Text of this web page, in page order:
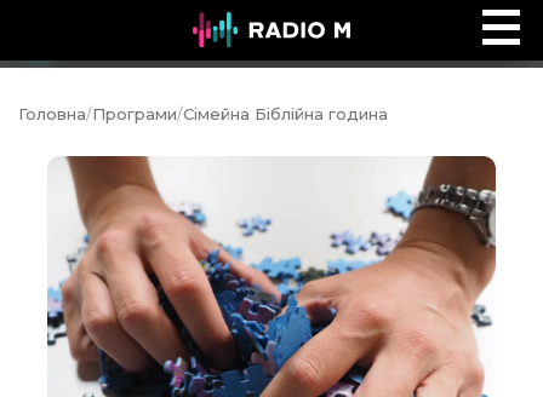
Інтервʼю Time
Головна/Програми/Сімейна Біблійна година